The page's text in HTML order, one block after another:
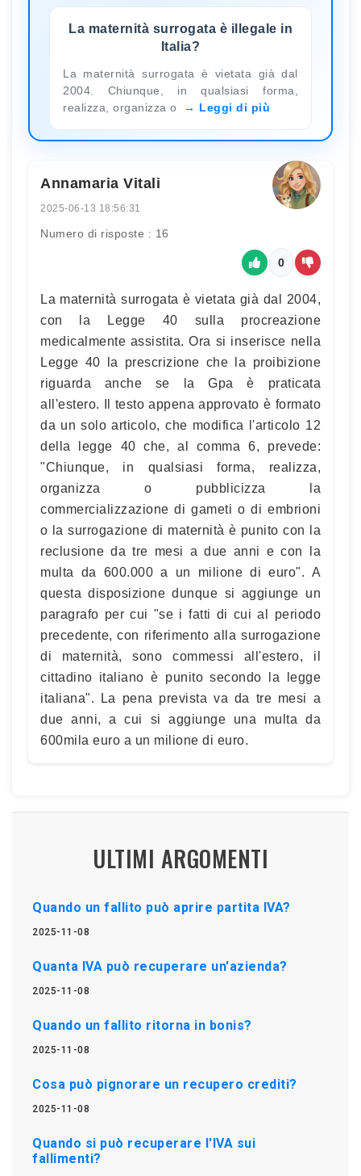
La maternità surrogata è illegale in
Italia?
La maternità surrogata è vietata già dal
2004. Chiunque, in qualsiasi forma,
realizza, organizza o
Leggi di più
Annamaria Vitali
2025-06-13 18:56:31
Numero di risposte : 16
0
La maternità surrogata è vietata già dal 2004,
con la Legge 40 sulla procreazione
medicalmente assistita. Ora si inserisce nella
Legge 40 la prescrizione che la proibizione
riguarda anche se la Gpa è praticata
all'estero. Il testo appena approvato è formato
da un solo articolo, che modifica l'articolo 12
della legge 40 che, al comma 6, prevede:
"Chiunque, in qualsiasi forma, realizza,
organizza o pubblicizza la
commercializzazione di gameti o di embrioni
o la surrogazione di maternità è punito con la
reclusione da tre mesi a due anni e con la
multa da 600.000 a un milione di euro". A
questa disposizione dunque si aggiunge un
paragrafo per cui "se i fatti di cui al periodo
precedente, con riferimento alla surrogazione
di maternità, sono commessi all'estero, il
cittadino italiano è punito secondo la legge
italiana". La pena prevista va da tre mesi a
due anni, a cui si aggiunge una multa da
600mila euro a un milione di euro.
ULTIMI ARGOMENTI
Quando un fallito può aprire partita IVA?
2025-11-08
Quanta IVA può recuperare un'azienda?
2025-11-08
Quando un fallito ritorna in bonis?
2025-11-08
Cosa può pignorare un recupero crediti?
2025-11-08
Quando si può recuperare l'IVA sui
fallimenti?